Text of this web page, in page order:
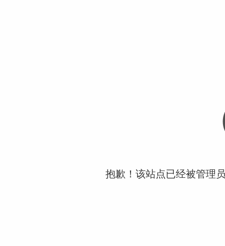
抱歉！该站点已经被管理